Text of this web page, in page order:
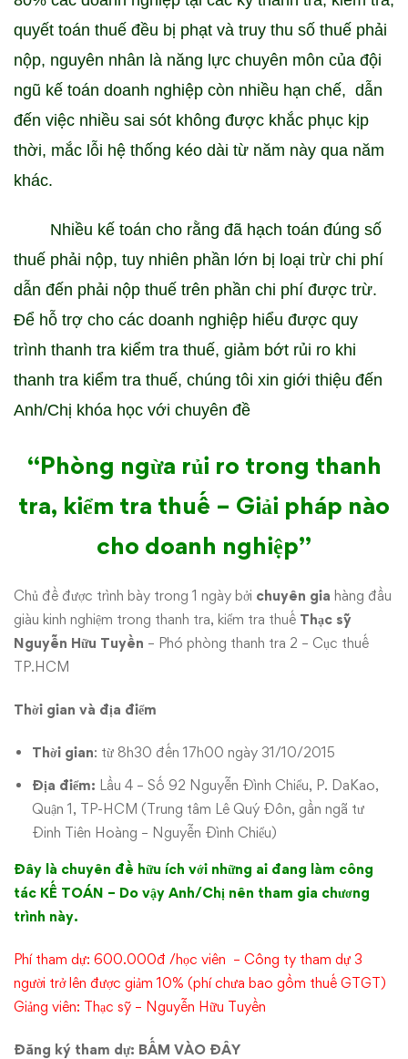
Giải
pháp
nào
cho
nghiệp
quyết toán thuế đều bị phạt và truy thu số thuế phải
nộp, nguyên nhân là năng lực chuyên môn của đội
ngũ kế toán doanh nghiệp còn nhiều hạn chế, dẫn
đến việc nhiều sai sót không được khắc phục kịp
thời, mắc lỗi hệ thống kéo dài từ năm này qua năm
khác.
Nhiều kế toán cho rằng đã hạch toán đúng số
thuế phải nộp, tuy nhiên phần lớn bị loại trừ chi phí
dẫn đến phải nộp thuế trên phần chi phí được trừ.
Để hỗ trợ cho các doanh nghiệp hiểu được quy
trình thanh tra kiểm tra thuế, giảm bớt rủi ro khi
thanh tra kiểm tra thuế, chúng tôi xin giới thiệu đến
Anh/Chị khóa học với chuyên đề
“Phòng ngừa rủi ro trong thanh
tra, kiểm tra thuế – Giải pháp nào
cho doanh nghiệp”
Chủ đề được trình bày trong 1 ngày bởi chuyên gia hàng đầu
giàu kinh nghiệm trong thanh tra, kiểm tra thuế Thạc sỹ
Nguyễn Hữu Tuyền – Phó phòng thanh tra 2 – Cục thuế
TP.HCM
Thời gian và địa điểm
Thời gian: từ 8h30 đến 17h00 ngày 31/10/2015
Địa điểm: Lầu 4 – Số 92 Nguyễn Đình Chiểu, P. DaKao,
Quận 1, TP-HCM (Trung tâm Lê Quý Đôn, gần ngã tư
Đinh Tiên Hoàng – Nguyễn Đình Chiểu)
Đây là chuyên đề hữu ích với những ai đang làm công
tác KẾ TOÁN – Do vậy Anh/Chị nên tham gia chương
trình này.
Phí tham dự: 600.000đ /học viên – Công ty tham dự 3
người trở lên được giảm 10% (phí chưa bao gồm thuế GTGT)
Giảng viên: Thạc sỹ – Nguyễn Hữu Tuyền
Đăng ký tham dự: BẤM VÀO ĐÂY